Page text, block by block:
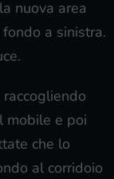
nuova area
a sinistra.
mobile e poi
che lo
al corridoio